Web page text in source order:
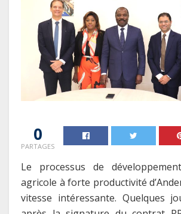
0
PARTAGES
Le processus de
agricole à forte productivité
vitesse intéressante. Quelques